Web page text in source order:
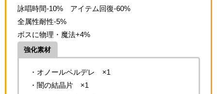
詠唱時間-10% アイテム回復-60%
全属性耐性-5%
ボスに物理・魔法+4%
強化素材
・オノールペルデレ ×1
・闇の結晶片 ×1